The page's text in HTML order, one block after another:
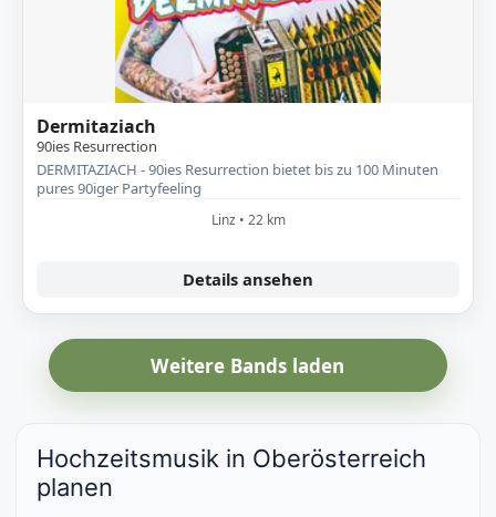
Dermitaziach
90ies Resurrection
DERMITAZIACH - 90ies Resurrection bietet bis zu 100 Minuten
pures 90iger Partyfeeling
Linz • 22 km
Details ansehen
Weitere Bands laden
Hochzeitsmusik in Oberösterreich
planen